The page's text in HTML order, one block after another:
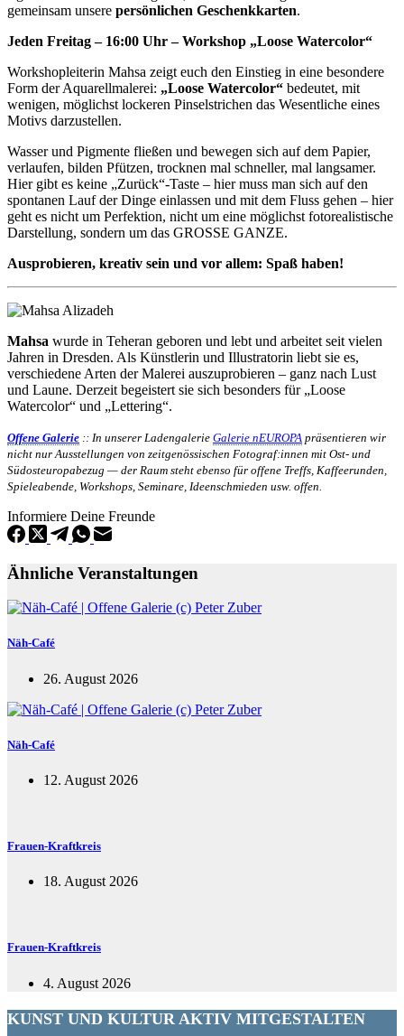
gemeinsam unsere persönlichen Geschenkkarten.
Jeden Freitag – 16:00 Uhr – Workshop „Loose Watercolor“
Workshopleiterin Mahsa zeigt euch den Einstieg in eine besondere
Form der Aquarellmalerei: „Loose Watercolor“ bedeutet, mit
wenigen, möglichst lockeren Pinselstrichen das Wesentliche eines
Motivs darzustellen.
Wasser und Pigmente fließen und bewegen sich auf dem Papier,
verlaufen, bilden Pfützen, trocknen mal schneller, mal langsamer.
Hier gibt es keine „Zurück“-Taste – hier muss man sich auf den
spontanen Lauf der Dinge einlassen und mit dem Fluss gehen – hier
geht es nicht um Perfektion, nicht um eine möglichst fotorealistische
Darstellung, sondern um das GROSSE GANZE.
Ausprobieren, kreativ sein und vor allem: Spaß haben!
Mahsa wurde in Teheran geboren und lebt und arbeitet seit vielen
Jahren in Dresden. Als Künstlerin und Illustratorin liebt sie es,
verschiedene Arten der Malerei auszuprobieren – ganz nach Lust
und Laune. Derzeit begeistert sie sich besonders für „Loose
Watercolor“ und „Lettering“.
Offene Galerie :: In unserer Ladengalerie Galerie nEUROPA präsentieren wir
nicht nur Ausstellungen von zeitgenössischen Fotograf:innen mit Ost- und
Südosteuropabezug — der Raum steht ebenso für offene Treffs, Kaffeerunden,
Spieleabende, Workshops, Seminare, Ideenschmieden usw. offen.
Informiere Deine Freunde
Ähnliche Veranstaltungen
Näh-Café
26. August 2026
Näh-Café
12. August 2026
Frauen-Kraftkreis
18. August 2026
Frauen-Kraftkreis
4. August 2026
KUNST UND KULTUR AKTIV MITGESTALTEN